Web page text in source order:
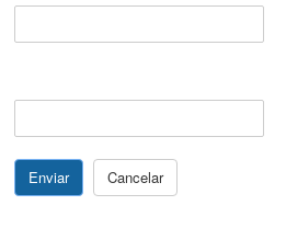
Enviar Cancelar